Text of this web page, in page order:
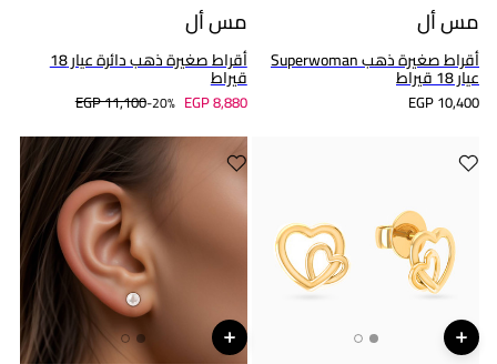
مس أل
أقراط صغيرة ذهب Superwoman
عيار 18 قيراط
EGP 10,400
مس أل
أقراط صغيرة ذهب دائرة عيار 18
قيراط
EGP 11,100 20%- EGP 8,880